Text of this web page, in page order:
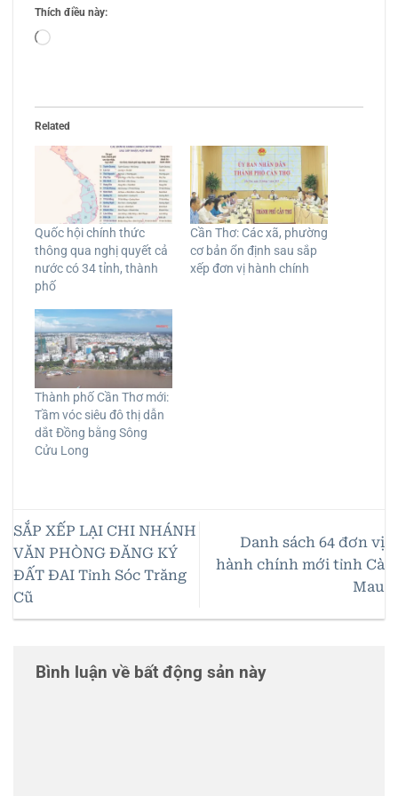
Thích điều này:
Đang
Related
Quốc hội chính thức
thông qua nghị quyết cả
nước có 34 tỉnh, thành
phố
Cần Thơ: Các xã, phường
cơ bản ổn định sau sắp
xếp đơn vị hành chính
Thành phố Cần Thơ mới:
Tầm vóc siêu đô thị dẫn
dắt Đồng bằng Sông
Cửu Long
SẮP XẾP LẠI CHI NHÁNH
VĂN PHÒNG ĐĂNG KÝ
ĐẤT ĐAI Tỉnh Sóc Trăng
Cũ
Danh sách 64 đơn vị
hành chính mới tỉnh Cà
Mau
Bình luận về bất động sản này